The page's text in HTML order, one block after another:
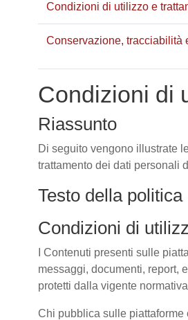
Condizioni di utilizzo e
Conservazione, tracciabilità
Condizioni di
Riassunto
Di seguito vengono illustrate
trattamento dei dati personali
Testo della politica
Condizioni di
I Contenuti presenti sulle
messaggi, documenti, report,
protetti dalla vigente
Chi pubblica sulle piattaforme